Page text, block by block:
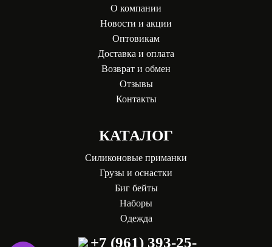
О компании
Новости и акции
Оптовикам
Доставка и оплата
Возврат и обмен
Отзывы
Контакты
КАТАЛОГ
Силиконовые приманки
Грузы и оснастки
Биг бейты
Наборы
Одежда
+7 (961) 393-25-